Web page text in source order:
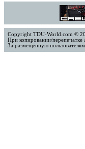
Copyright TDU-World.com ©
При копировании/
За размещённую